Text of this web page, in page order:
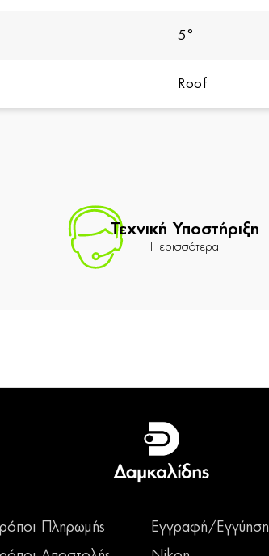
5°
Roof
Τεχνική Υποστήριξη
Περισσότερα
Πληρωμής
Εγγραφή/Εγγύηση